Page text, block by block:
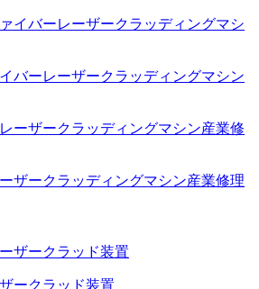
バーレーザークラッディングマシン
ザークラッディングマシン産業修理
ークラッド装置